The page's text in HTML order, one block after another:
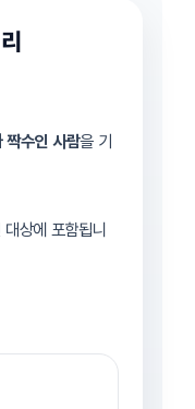
짝수인 사람을 기
대상에 포함됩니